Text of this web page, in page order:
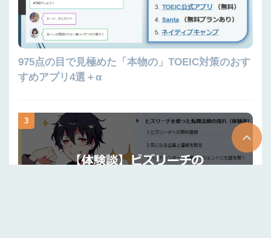
975点の目で見極めた「本物の」TOEIC対策のおす
すめアプリ4選＋α
3